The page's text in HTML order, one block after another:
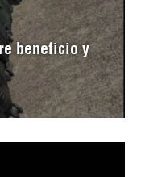
beneficio y